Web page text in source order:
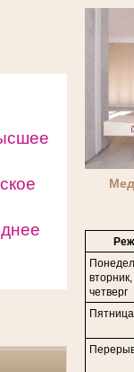
четверг
Пятница